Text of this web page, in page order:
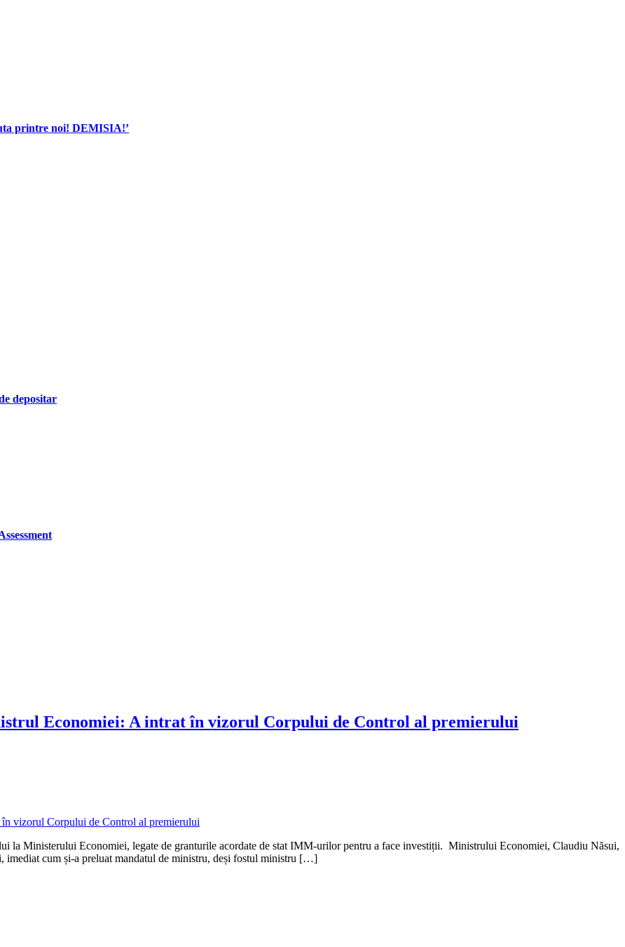
printre noi! DEMISIA!’
depositar
Economiei: A intrat în vizorul Corpului de Control al premierului
la Ministerului Economiei, legate de granturile acordate de stat IMM-urilor pentru a face investiții. Ministrului Economiei, Claudiu Năsui,
imediat cum și-a preluat mandatul de ministru, deși fostul ministru […]